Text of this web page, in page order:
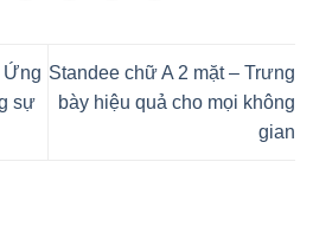
Ứng
sự
Standee chữ A 2 mặt – Trưng
bày hiệu quả cho mọi không
gian